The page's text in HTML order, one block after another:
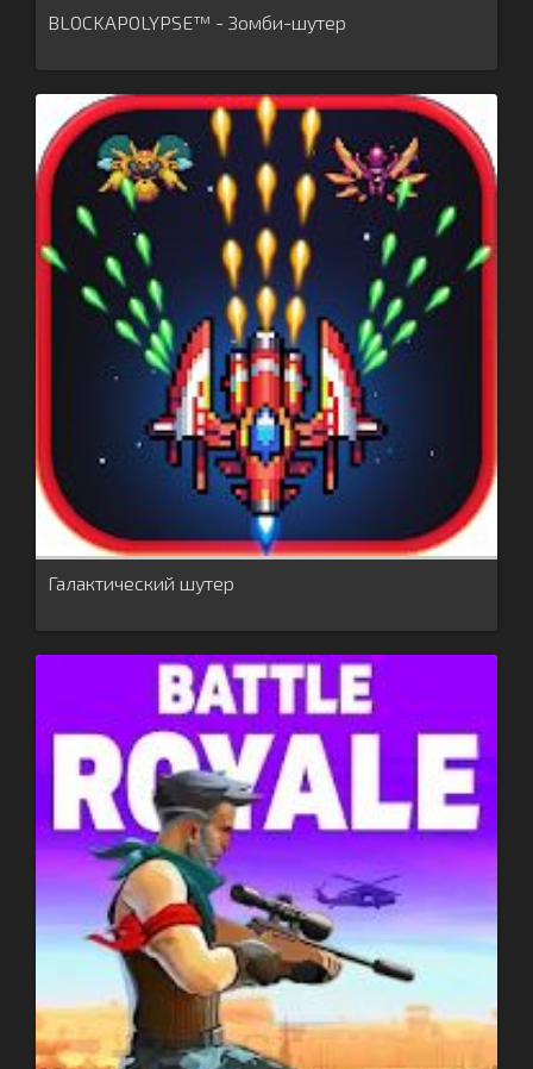
BLOCKAPOLYPSE™ - Зомби-шутер
Галактический шутер